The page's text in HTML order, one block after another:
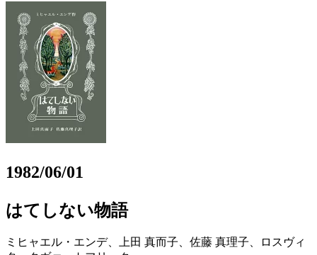
1982/06/01
はてしない物語
ミヒャエル・エンデ、上田 真而子、佐藤 真理子、ロスヴィ